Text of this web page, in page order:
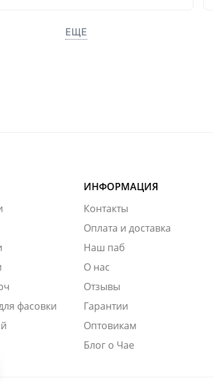
ЕЩЕ
фасовки
ИНФОРМАЦИЯ
Контакты
Оплата и доставка
Наш паб
О нас
Отзывы
Гарантии
Оптовикам
Блог о Чае